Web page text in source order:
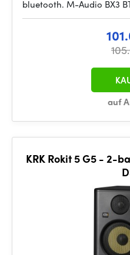
bluetooth. M-Audio BX3
auf
KRK Rokit 5 G5 - 2-